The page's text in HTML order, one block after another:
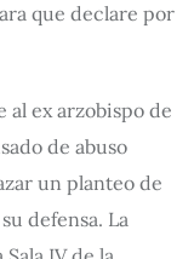
que declare por
al ex arzobispo de
de abuso
un planteo de
defensa. La